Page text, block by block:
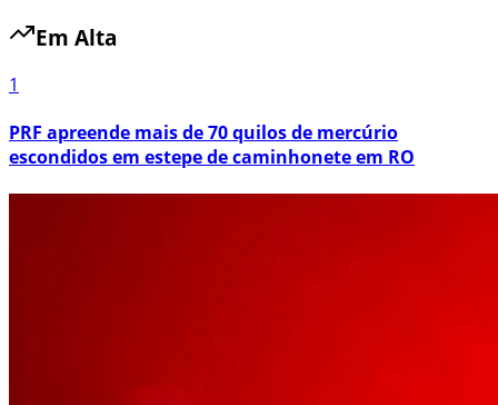
Em Alta
1
PRF apreende mais de 70 quilos de mercúrio
escondidos em estepe de caminhonete em RO